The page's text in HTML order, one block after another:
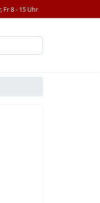
Fr 8 - 15 Uhr